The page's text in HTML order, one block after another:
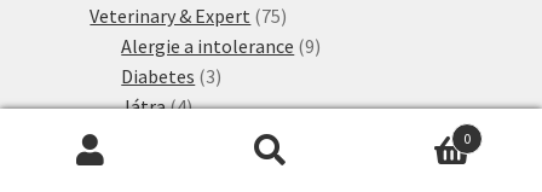
Veterinary & Expert 7575
produktů
Alergie a intolerance 99
Diabetes 33
produkty
Játra 44
produkty
Ledviny a močové cesty 0